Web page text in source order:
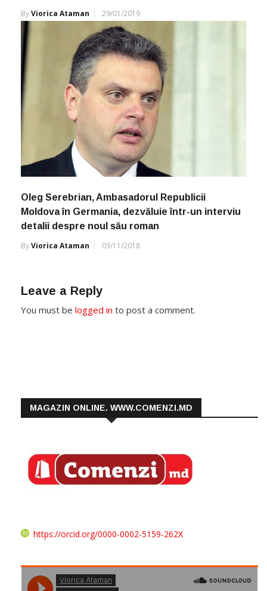
ByViorica Ataman 29/01/2019
Oleg Serebrian, Ambasadorul Republicii
Moldova în Germania, dezvăluie într-un interviu
detalii despre noul său roman
ByViorica Ataman 03/11/2018
Leave a Reply
You must be logged in to post a comment.
MAGAZIN ONLINE. WWW.COMENZI.MD
https://orcid.org/0000-0002-5159-262X